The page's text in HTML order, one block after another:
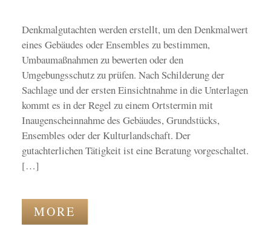
Denkmalgutachten werden erstellt, um den Denkmalwert
eines Gebäudes oder Ensembles zu bestimmen,
Umbaumaßnahmen zu bewerten oder den
Umgebungsschutz zu prüfen. Nach Schilderung der
Sachlage und der ersten Einsichtnahme in die Unterlagen
kommt es in der Regel zu einem Ortstermin mit
Inaugenscheinnahme des Gebäudes, Grundstücks,
Ensembles oder der Kulturlandschaft. Der
gutachterlichen Tätigkeit ist eine Beratung vorgeschaltet.
[…]
MORE